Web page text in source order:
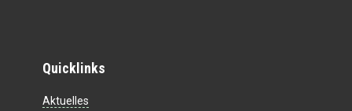
Quicklinks
Aktuelles